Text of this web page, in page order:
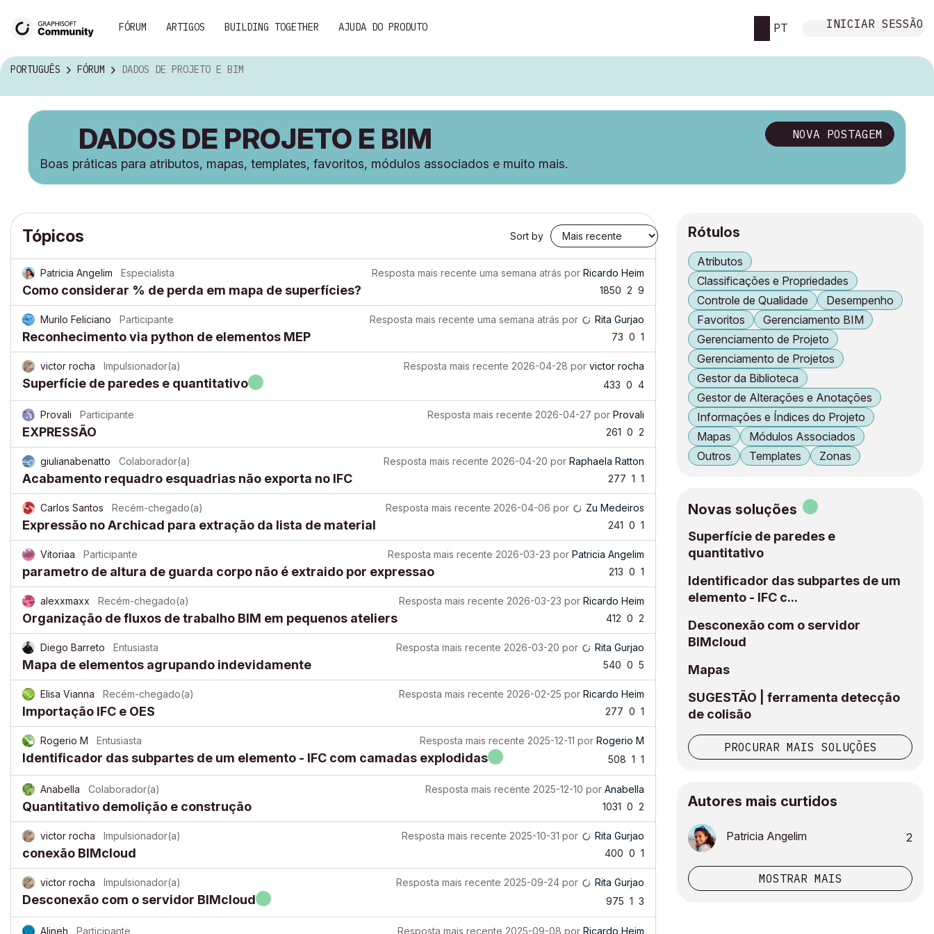
FÓRUM ARTIGOS BUILDING TOGETHER AJUDA DO PRODUTO PT INICIAR SESSÃO
PORTUGUÊS FÓRUM DADOS DE PROJETO E BIM
NOVA POSTAGEM
DADOS DE PROJETO E BIM
Boas práticas para atributos, mapas, templates, favoritos, módulos associados e muito mais.
Tópicos Sort by
Patricia Angelim Especialista Resposta mais recente uma semana atrás por Ricardo Heim
Como considerar % de perda em mapa de superfícies? 1850 2 9
Murilo Feliciano Participante Resposta mais recente uma semana atrás por Rita Gurjao
Reconhecimento via python de elementos MEP 73 0 1
victor rocha Impulsionador(a) Resposta mais recente 2026-04-28 por victor rocha
Superfície de paredes e quantitativo 433 0 4
Provali Participante Resposta mais recente 2026-04-27 por Provali
EXPRESSÃO 261 0 2
giulianabenatto Colaborador(a) Resposta mais recente 2026-04-20 por Raphaela Ratton
Acabamento requadro esquadrias não exporta no IFC 277 1 1
Carlos Santos Recém-chegado(a) Resposta mais recente 2026-04-06 por Zu Medeiros
Expressão no Archicad para extração da lista de material 241 0 1
Vitoriaa Participante Resposta mais recente 2026-03-23 por Patricia Angelim
parametro de altura de guarda corpo não é extraido por expressao 213 0 1
alexxmaxx Recém-chegado(a) Resposta mais recente 2026-03-23 por Ricardo Heim
Organização de fluxos de trabalho BIM em pequenos ateliers 412 0 2
Diego Barreto Entusiasta Resposta mais recente 2026-03-20 por Rita Gurjao
Mapa de elementos agrupando indevidamente 540 0 5
Elisa Vianna Recém-chegado(a) Resposta mais recente 2026-02-25 por Ricardo Heim
Importação IFC e OES 277 0 1
Rogerio M Entusiasta Resposta mais recente 2025-12-11 por Rogerio M
Identificador das subpartes de um elemento - IFC com camadas explodidas 508 1 1
Anabella Colaborador(a) Resposta mais recente 2025-12-10 por Anabella
Quantitativo demolição e construção 1031 0 2
victor rocha Impulsionador(a) Resposta mais recente 2025-10-31 por Rita Gurjao
conexão BIMcloud 400 0 1
victor rocha Impulsionador(a) Resposta mais recente 2025-09-24 por Rita Gurjao
Desconexão com o servidor BIMcloud 975 1 3
Alineh Participante Resposta mais recente 2025-09-08 por Ricardo Heim
Rótulos
Atributos
Classificações e Propriedades
Controle de Qualidade
Desempenho
Favoritos
Gerenciamento BIM
Gerenciamento de Projeto
Gerenciamento de Projetos
Gestor da Biblioteca
Gestor de Alterações e Anotações
Informações e Índices do Projeto
Mapas
Módulos Associados
Outros
Templates Zonas
Novas soluções
Superfície de paredes e
quantitativo
Identificador das subpartes de um
elemento - IFC c...
Desconexão com o servidor
BIMcloud
Mapas
SUGESTÃO | ferramenta detecção
de colisão
PROCURAR MAIS SOLUÇÕES
Autores mais curtidos
Patricia Angelim 2
MOSTRAR MAIS